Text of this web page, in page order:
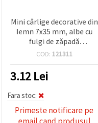
Mini cârlige decorative din
lemn 7x35 mm, albe cu
fulgi de zăpadă
multicolori (asortate) –
COD: 121311
3.12 Lei
Fara stoc:
Primeste notificare pe